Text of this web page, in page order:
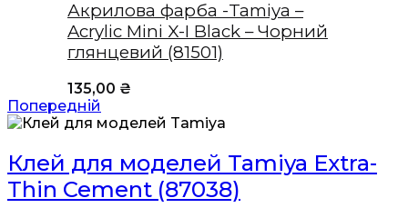
Акрилова фарба -Tamiya –
Acrylic Mini X-I Black – Чорний
глянцевий (81501)
135,00 ₴
Попередній
Клей для моделей Tamiya Extra-
Thin Cement (87038)